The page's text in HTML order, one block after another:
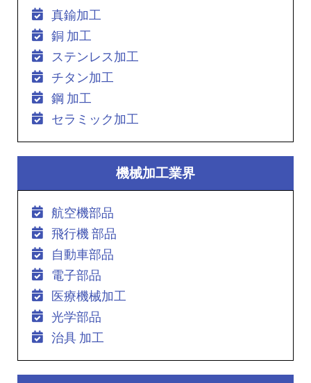
真鍮加工
銅 加工
ステンレス加工
チタン加工
鋼 加工
セラミック加工
機械加工業界
航空機部品
飛行機 部品
自動車部品
電子部品
医療機械加工
光学部品
治具 加工